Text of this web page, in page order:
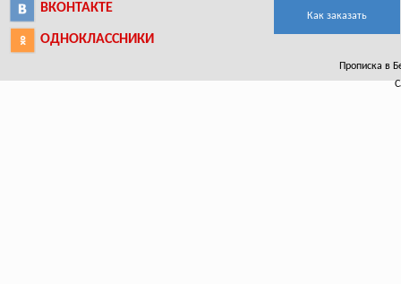
ВКОНТАКТЕ
ОДНОКЛАССНИКИ
Как заказать
Прописка в